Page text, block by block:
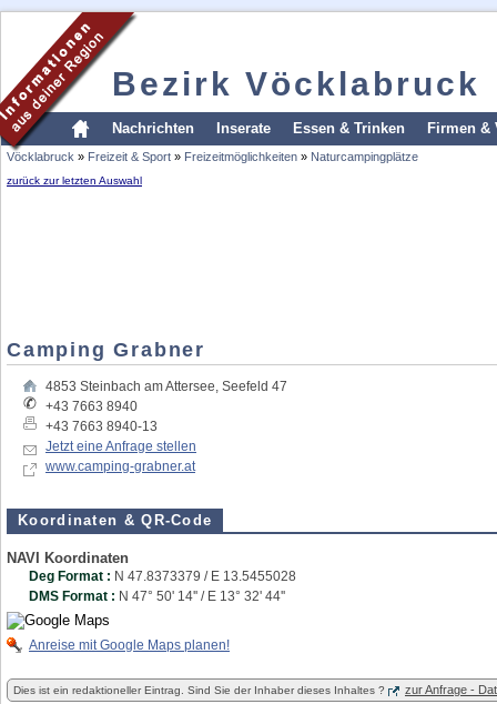
Bezirk Vöcklabruck
Nachrichten Inserate Essen & Trinken Firmen &
Vöcklabruck » Freizeit & Sport » Freizeitmöglichkeiten » Naturcampingplätze
zurück zur letzten Auswahl
Camping Grabner
4853 Steinbach am Attersee, Seefeld 47
+43 7663 8940
+43 7663 8940-13
Jetzt eine Anfrage stellen
www.camping-grabner.at
Koordinaten & QR-Code
NAVI Koordinaten
Deg Format : N 47.8373379 / E 13.5455028
DMS Format : N 47° 50' 14'' / E 13° 32' 44''
Anreise mit Google Maps planen!
Dies ist ein redaktioneller Eintrag. Sind Sie der Inhaber dieses Inhaltes ? zur Anfrage -